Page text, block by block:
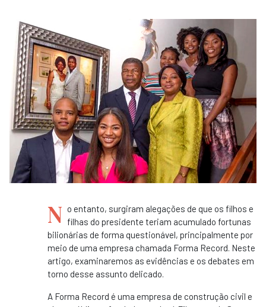
N o entanto, surgiram alegações de que os filhos e
filhas do presidente teriam acumulado fortunas
bilionárias de forma questionável, principalmente por
meio de uma empresa chamada Forma Record. Neste
artigo, examinaremos as evidências e os debates em
torno desse assunto delicado.
A Forma Record é uma empresa de construção civil e